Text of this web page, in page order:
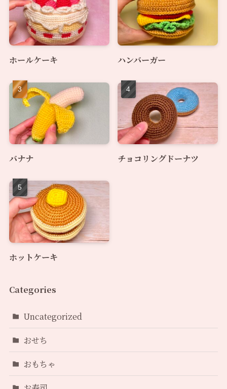
ホールケーキ ハンバーガー
バナナ チョコリングドーナツ
ホットケーキ
Categories
Uncategorized
おせち
おもちゃ